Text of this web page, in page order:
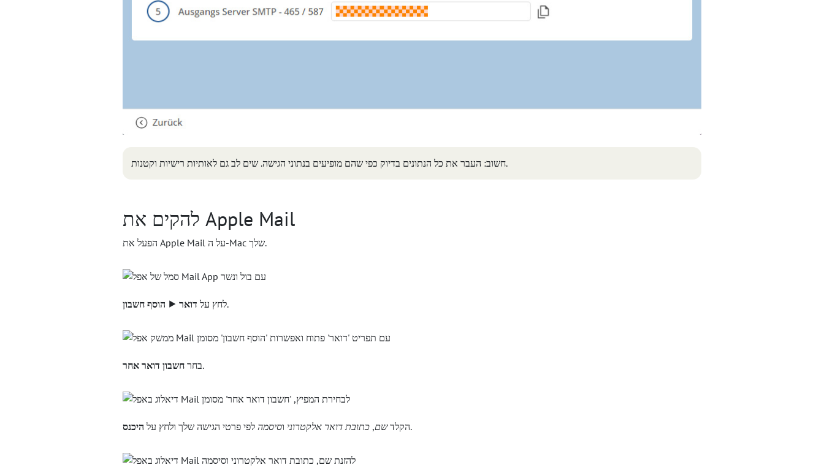
חשוב: העבר את כל הנתונים בדיוק כפי שהם מופיעים בנתוני הגישה. שים לב גם לאותיות רישיות וקטנות.
להקים את Apple Mail
הפעל את Apple Mail על ה-Mac שלך.
לחץ על דואר ⯈ הוסף חשבון .
בחר חשבון דואר אחר .
הקלדשם, כתובת דואר אלקטרוני וסיסמה לפי פרטי הגישה שלך ולחץ על היכנס .